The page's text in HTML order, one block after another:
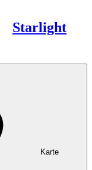
Starlight
Karte